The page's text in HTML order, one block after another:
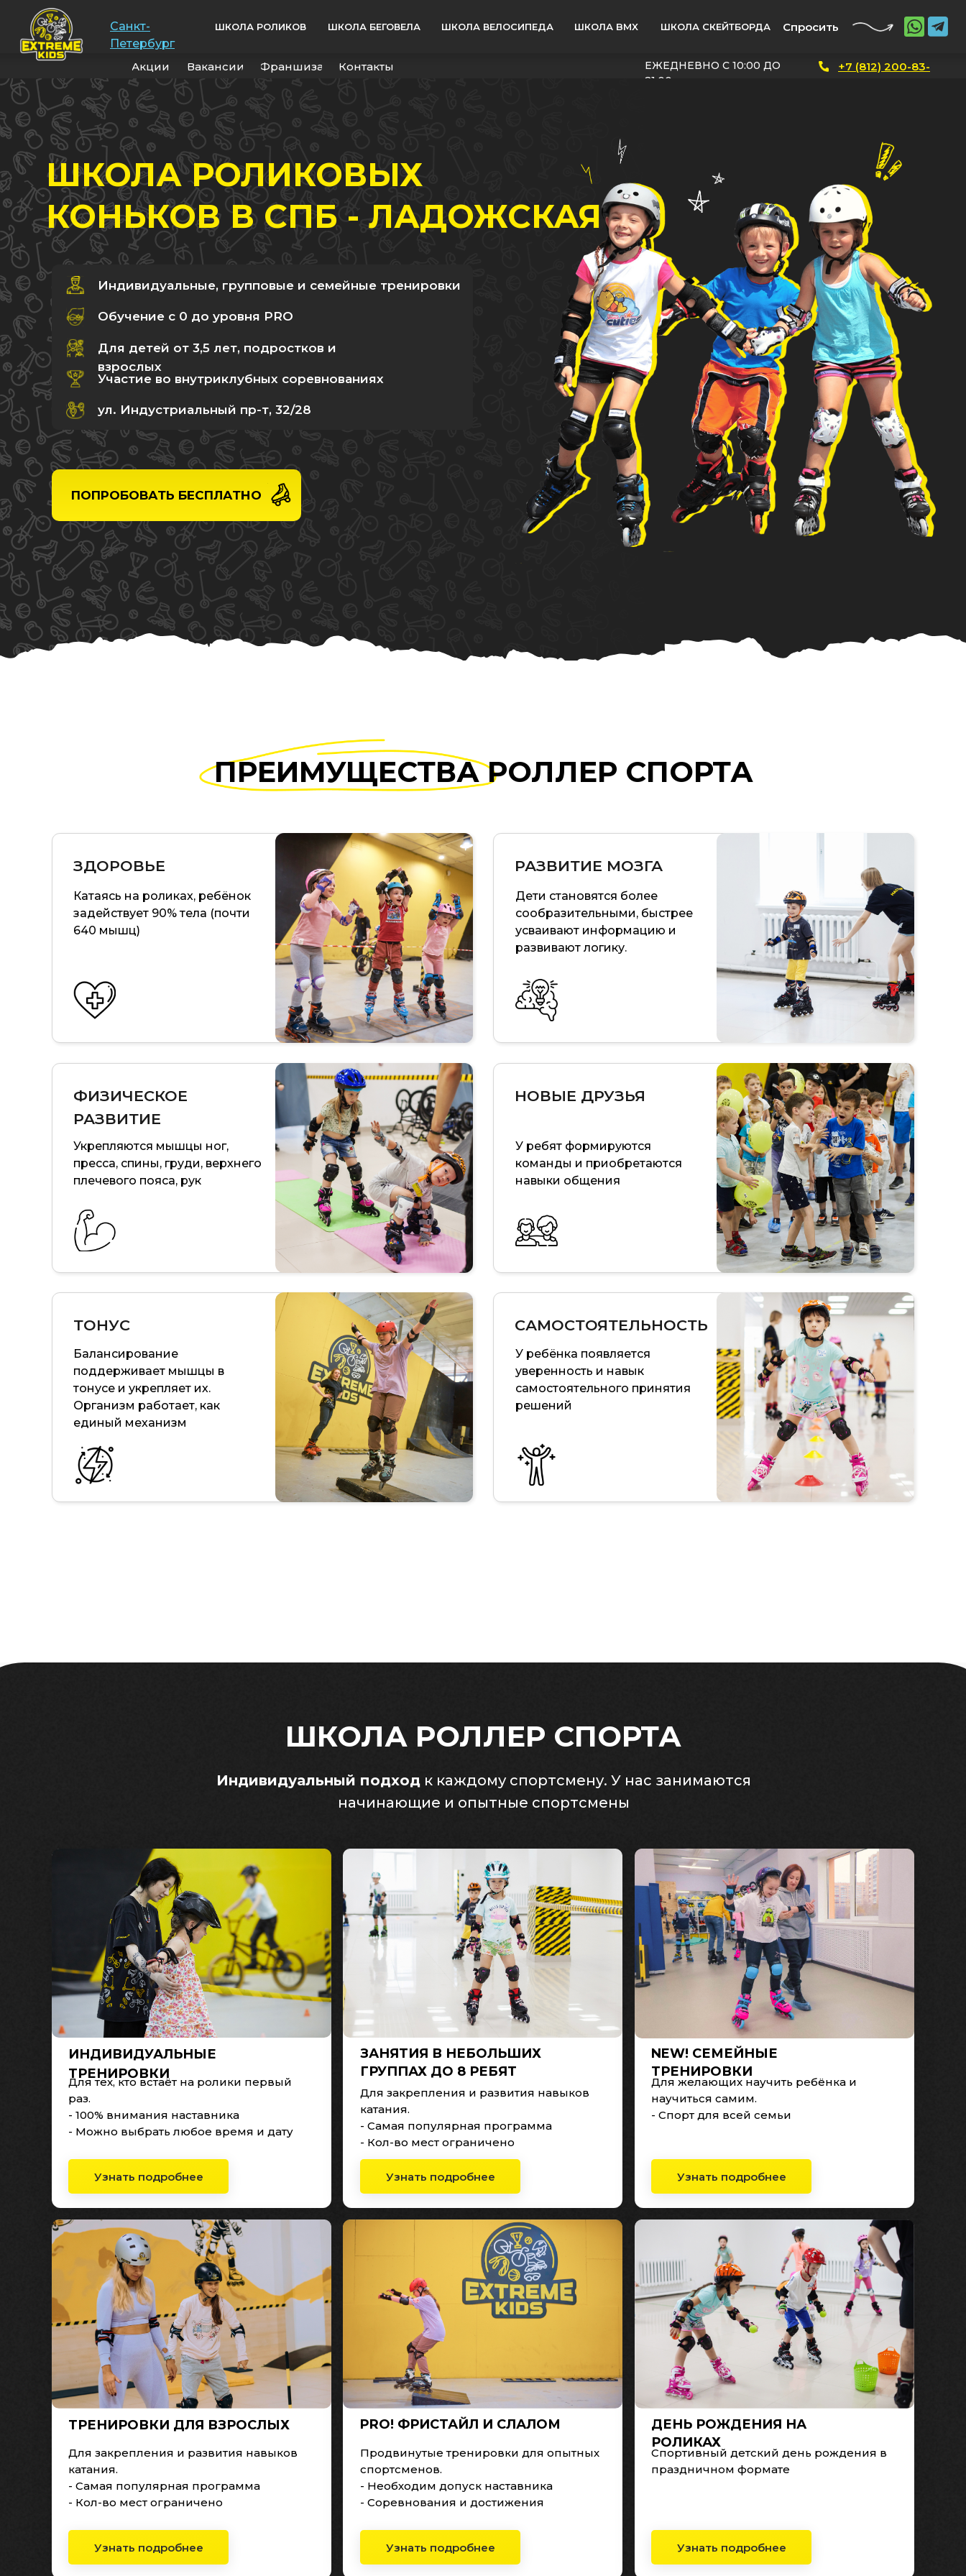
Санкт-
Петербург
ШКОЛА БЕГОВЕЛА ШКОЛА BMX Спросить
Акции Вакансии Франшиза Контакты
ЕЖЕДНЕВНО С 10:00 ДО
21:00
ШКОЛА ВЕЛОСИПЕДА
ШКОЛА РОЛИКОВ ШКОЛА СКЕЙТБОРДА
+7 (812) 200-83-
ШКОЛА РОЛИКОВЫХ
КОНЬКОВ В СПБ - ЛАДОЖСКАЯ
Индивидуальные, групповые и семейные тренировки
Обучение с 0 до уровня PRO
Для детей от 3,5 лет, подростков и
взрослых
Участие во внутриклубных соревнованиях
ул. Индустриальный пр-т, 32/28
ПОПРОБОВАТЬ БЕСПЛАТНО
ПРЕИМУЩЕСТВА РОЛЛЕР СПОРТА
ЗДОРОВЬЕ
Катаясь на роликах, ребёнок
задействует 90% тела (почти
640 мышц)
РАЗВИТИЕ МОЗГА
Дети становятся более
сообразительными, быстрее
усваивают информацию и
развивают логику.
ФИЗИЧЕСКОЕ
РАЗВИТИЕ
Укрепляются мышцы ног,
пресса, спины, груди, верхнего
плечевого пояса, рук
НОВЫЕ ДРУЗЬЯ
У ребят формируются
команды и приобретаются
навыки общения
ТОНУС
Балансирование
поддерживает мышцы в
тонусе и укрепляет их.
Организм работает, как
единый механизм
САМОСТОЯТЕЛЬНОСТЬ
У ребёнка появляется
уверенность и навык
самостоятельного принятия
решений
ШКОЛА РОЛЛЕР СПОРТА
Индивидуальный подходк каждому спортсмену. У нас занимаются
начинающие и опытные спортсмены
ИНДИВИДУАЛЬНЫЕ
ТРЕНИРОВКИ
Для тех, кто встаёт на ролики первый
раз.
- 100% внимания наставника
- Можно выбрать любое время и дату
Узнать подробнее
ЗАНЯТИЯ В НЕБОЛЬШИХ
ГРУППАХ ДО 8 РЕБЯТ
Для закрепления и развития навыков
катания.
- Самая популярная программа
- Кол-во мест ограничено
Узнать подробнее
NEW! СЕМЕЙНЫЕ
ТРЕНИРОВКИ
Для желающих научить ребёнка и
научиться самим.
- Спорт для всей семьи
Узнать подробнее
ТРЕНИРОВКИ ДЛЯ ВЗРОСЛЫХ
Для закрепления и развития навыков
катания.
- Самая популярная программа
- Кол-во мест ограничено
Узнать подробнее
PRO! ФРИСТАЙЛ И СЛАЛОМ
Продвинутые тренировки для опытных
спортсменов.
- Необходим допуск наставника
- Соревнования и достижения
Узнать подробнее
ДЕНЬ РОЖДЕНИЯ НА
РОЛИКАХ
Спортивный детский день рождения в
праздничном формате
Узнать подробнее